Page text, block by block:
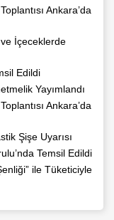
Ankara’da
İçeceklerde
Edildi
Yayımlandı
Ankara’da
Şişe Uyarısı
Temsil Edildi
ile Tüketiciyle